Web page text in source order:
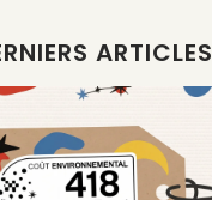
ARTICLES